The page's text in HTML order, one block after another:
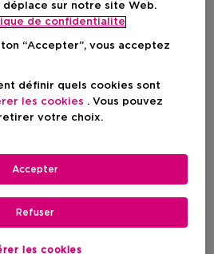
déplace sur notre site Web.
de confidentialite
“Accepter”, vous acceptez
définir quels cookies sont
les cookies . Vous pouvez
votre choix.
les cookies
Refuser
Accepter